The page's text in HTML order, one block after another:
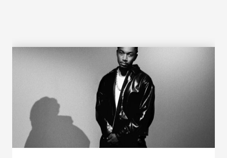
WANT MORE ?